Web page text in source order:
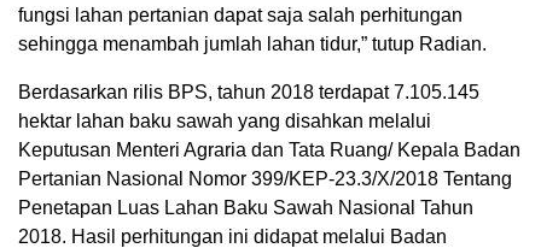
fungsi lahan pertanian dapat saja salah perhitungan
sehingga menambah jumlah lahan tidur,” tutup Radian.
Berdasarkan rilis BPS, tahun 2018 terdapat 7.105.145
hektar lahan baku sawah yang disahkan melalui
Keputusan Menteri Agraria dan Tata Ruang/ Kepala Badan
Pertanian Nasional Nomor 399/KEP-23.3/X/2018 Tentang
Penetapan Luas Lahan Baku Sawah Nasional Tahun
2018. Hasil perhitungan ini didapat melalui Badan